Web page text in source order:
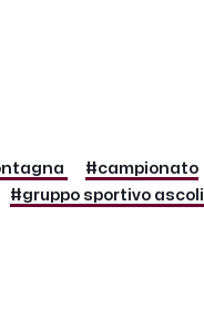
#campionato
#gruppo sportivo ascoli